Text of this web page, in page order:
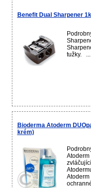
Benefit Dual Sharpener
tužky. ...
Bioderma Atoderm
krém)
Atoderm